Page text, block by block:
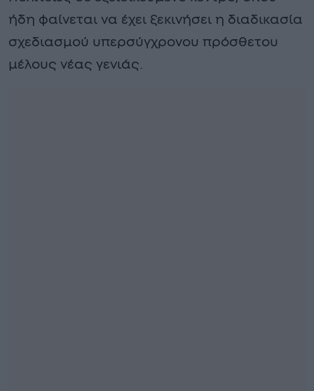
ήδη φαίνεται να έχει ξεκινήσει η διαδικασία
σχεδιασμού υπερσύγχρονου πρόσθετου
μέλους νέας γενιάς.